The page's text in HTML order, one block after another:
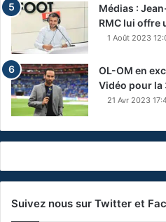
Médias :
RMC lui offre
1 Août 2023
OL-OM en
Vidéo pour la
21 Avr 2023
Suivez nous sur Twitter et